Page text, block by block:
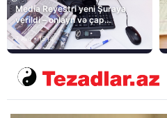
Media Reyestri yeni Şuraya
verildi – onlayn və çap
mediasını nə gözləyir?
7 Avq • 15:14